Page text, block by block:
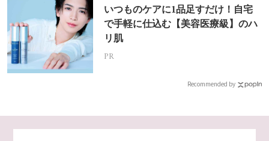
いつものケアに1品足すだけ！自宅
で手軽に仕込む【美容医療級】のハ
リ肌
PR
Recommended by